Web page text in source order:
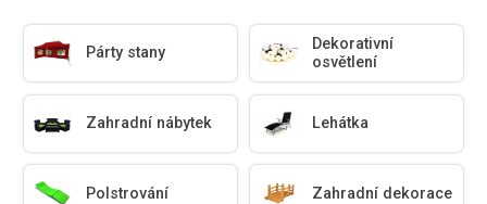
Párty stany
Dekorativní
osvětlení
Zahradní nábytek Lehátka
Polstrování Zahradní dekorace